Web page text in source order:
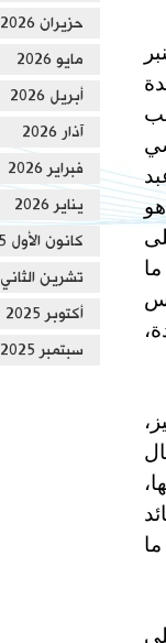
حزيران 2026
مايو 2026
أبريل 2026
آذار 2026
فبراير 2026
يناير 2026
كانون الأول 2025
تشرين الثاني 2025
أكتوبر 2025
سبتمبر 2025